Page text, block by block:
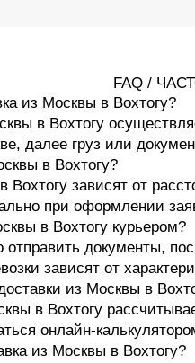
FAQ /
из Москвы в Вохтогу?
в Вохтогу
далее груз или
в Вохтогу?
Вохтогу зависят от
при оформлении
в Вохтогу курьером?
документы,
зависят от
из Москвы в
в Вохтогу
онлайн-
из Москвы в Вохтогу?